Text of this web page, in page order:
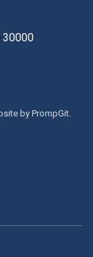
30000
by PrompGit.